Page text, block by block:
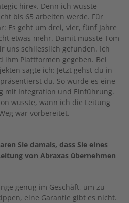
hire». Denn ich wusste
bis 65 arbeiten werde. Für
Es geht um drei, vier, fünf Jahre
etwas mehr. Damit musste Tom
uns schliesslich gefunden. Ich
Plattformen gegeben. Bei
sagte ich: Jetzt gehst du in
du. So wurde es eine
mit Integration und Einführung.
wusste, wann ich die Leitung
war vorbereitet.
Sie damals, dass Sie eines
von Abraxas übernehmen
genug im Geschäft, um zu
eine Garantie gibt es nicht.